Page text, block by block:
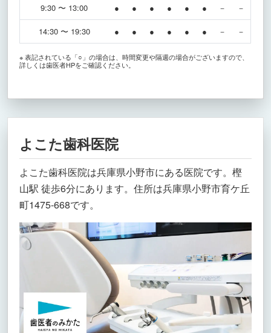
9:30 〜 13:00 ● ● ● ● ● ● － －
14:30 〜 19:30 ● ● ● ● ● ● － －
※ 表記されている「○」の場合は、時間変更や隔週の場合がございますので、
詳しくは歯医者HPをご確認ください。
よこた歯科医院
よこた歯科医院は兵庫県小野市にある医院です。樫
山駅 徒歩6分にあります。住所は兵庫県小野市育ケ丘
町1475-668です。